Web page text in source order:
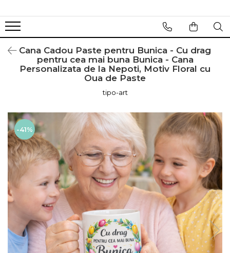
Cana Cadou Paste pentru Bunica - Cu drag
pentru cea mai buna Bunica - Cana
Personalizata de la Nepoti, Motiv Floral cu
Oua de Paste
tipo-art
-41%